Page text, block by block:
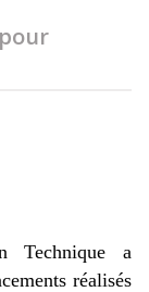
Technique a
réalisés